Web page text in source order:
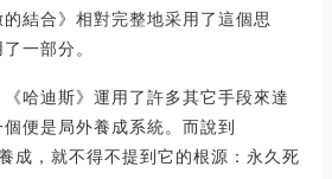
結合》相對完整地采用了這個思
一部分。
哈迪斯》運用了許多其它手段來達
便是局外養成系統。而說到
成，就不得不提到它的根源：永久死